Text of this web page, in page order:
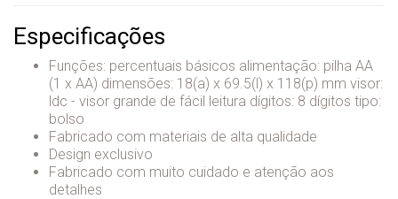
Especificações
Funções: percentuais básicos alimentação: pilha AA
(1 x AA) dimensões: 18(a) x 69.5(l) x 118(p) mm visor:
ldc - visor grande de fácil leitura dígitos: 8 dígitos tipo:
bolso
Fabricado com materiais de alta qualidade
Design exclusivo
Fabricado com muito cuidado e atenção aos
detalhes